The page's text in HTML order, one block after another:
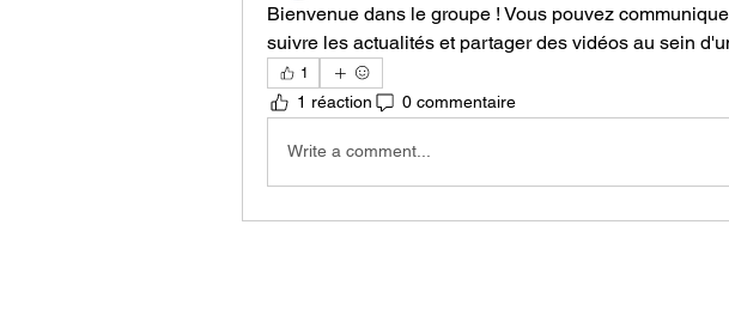
Bienvenue dans le groupe ! Vous pouvez
suivre les actualités et partager des vidéos au sein
1
1 réaction 0 commentaire
Write a comment...